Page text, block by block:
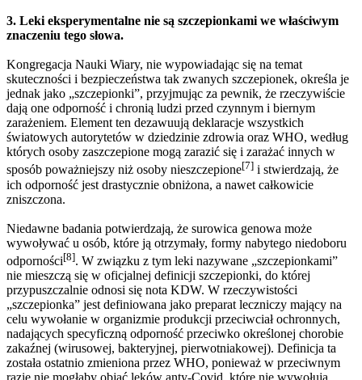
3. Leki eksperymentalne nie są szczepionkami we właściwym
znaczeniu tego słowa.
Kongregacja Nauki Wiary, nie wypowiadając się na temat
skuteczności i bezpieczeństwa tak zwanych szczepionek, określa je
jednak jako „szczepionki”, przyjmując za pewnik, że rzeczywiście
dają one odporność i chronią ludzi przed czynnym i biernym
zarażeniem. Element ten dezawuują deklaracje wszystkich
światowych autorytetów w dziedzinie zdrowia oraz WHO, według
których osoby zaszczepione mogą zarazić się i zarażać innych w
sposób poważniejszy niż osoby nieszczepione[7] i stwierdzają, że
ich odporność jest drastycznie obniżona, a nawet całkowicie
zniszczona.
Niedawne badania potwierdzają, że surowica genowa może
wywoływać u osób, które ją otrzymały, formy nabytego niedoboru
odporności[8]. W związku z tym leki nazywane „szczepionkami”
nie mieszczą się w oficjalnej definicji szczepionki, do której
przypuszczalnie odnosi się nota KDW. W rzeczywistości
„szczepionka” jest definiowana jako preparat leczniczy mający na
celu wywołanie w organizmie produkcji przeciwciał ochronnych,
nadających specyficzną odporność przeciwko określonej chorobie
zakaźnej (wirusowej, bakteryjnej, pierwotniakowej). Definicja ta
została ostatnio zmieniona przez WHO, ponieważ w przeciwnym